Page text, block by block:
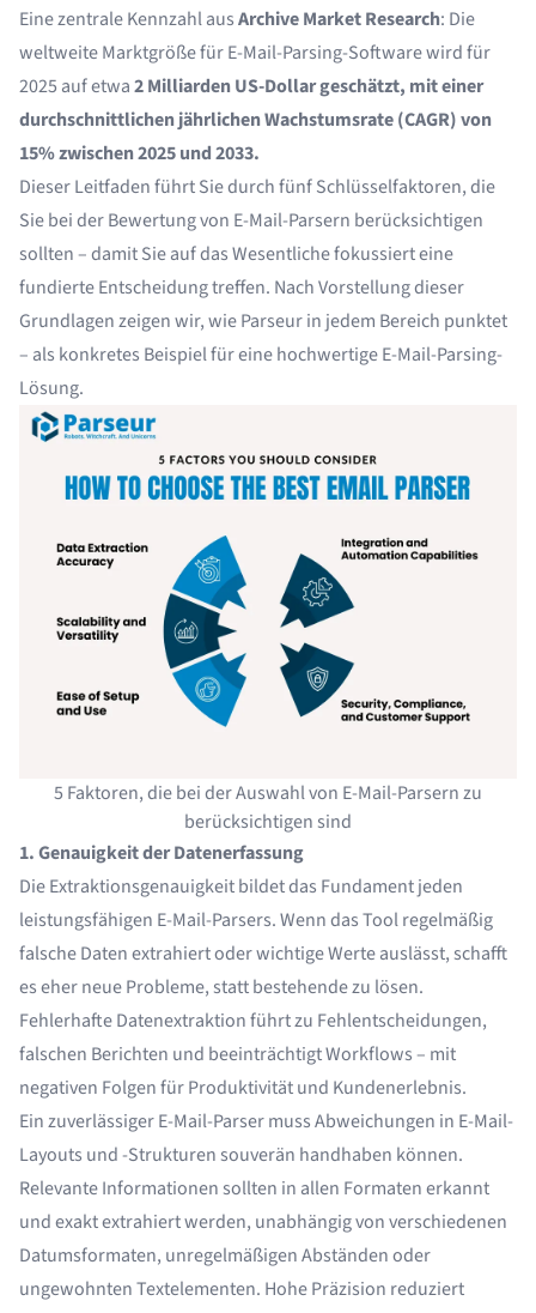
Eine zentrale Kennzahl ausArchive Market Research: Die
weltweite Marktgröße für E-Mail-Parsing-Software wird für
2025 auf etwa2 Milliarden US-Dollar geschätzt, mit einer
durchschnittlichen jährlichen Wachstumsrate (CAGR) von
15% zwischen 2025 und 2033.
Dieser Leitfaden führt Sie durch fünf Schlüsselfaktoren, die
Sie bei der Bewertung von E-Mail-Parsern berücksichtigen
sollten – damit Sie auf das Wesentliche fokussiert eine
fundierte Entscheidung treffen. Nach Vorstellung dieser
Grundlagen zeigen wir, wie Parseur in jedem Bereich punktet
– als konkretes Beispiel für eine hochwertige E-Mail-Parsing-
Lösung.
5 Faktoren, die bei der Auswahl von E-Mail-Parsern zu
berücksichtigen sind
1. Genauigkeit der Datenerfassung
Die Extraktionsgenauigkeit bildet das Fundament jeden
leistungsfähigen E-Mail-Parsers. Wenn das Tool regelmäßig
falsche Daten extrahiert oder wichtige Werte auslässt, schafft
es eher neue Probleme, statt bestehende zu lösen.
FehlerhafteDatenextraktionführt zu Fehlentscheidungen,
falschen Berichten und beeinträchtigt Workflows – mit
negativen Folgen für Produktivität und Kundenerlebnis.
Ein zuverlässiger E-Mail-Parser muss Abweichungen in E-Mail-
Layouts und -Strukturen souverän handhaben können.
Relevante Informationen sollten in allen Formaten erkannt
und exakt extrahiert werden, unabhängig von verschiedenen
Datumsformaten, unregelmäßigen Abständen oder
ungewohnten Textelementen. Hohe Präzision reduziert